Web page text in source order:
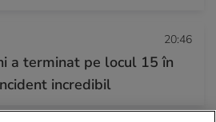
20:46
a terminat pe locul 15 în
incredibil